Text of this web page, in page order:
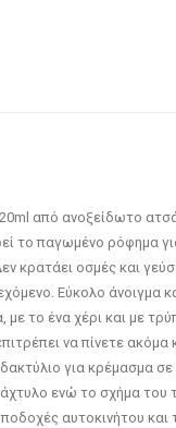
από ανοξείδωτο
το παγωμένο ρόφημα
κρατάει οσμές και
Εύκολο άνοιγμα
με το ένα χέρι και με
να πίνετε ακόμα
για κρέμασμα
ενώ το σχήμα του
αυτοκινήτου και